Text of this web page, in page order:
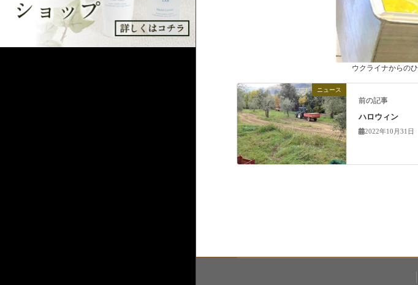
ウクライナからの
ニュース
前の記事
ハロウィン
2022年10月31日